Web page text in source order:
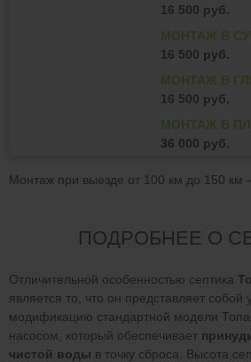
16 500 руб.
МОНТАЖ В
16 500 руб.
МОНТАЖ В
16 500 руб.
МОНТАЖ В
36 000 руб.
Монтаж при выезде от 100 км до 150 км
ПОДРОБНЕЕ О
Отличительной особенностью септика
является то, что он представляет собой
модификацию стандартной модели
насосом, который обеспечивает
чистой воды в точку сброса. Высота